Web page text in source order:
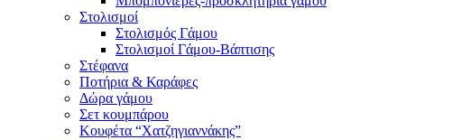
Στολισμοί
Στολισμός Γάμου
Στολισμοί Γάμου-Βάπτισης
Στέφανα
Ποτήρια & Καράφες
Δώρα γάμου
Σετ κουμπάρου
Κουφέτα “Χατζηγιαννάκης”